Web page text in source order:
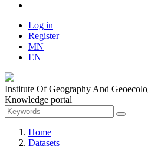
Log in
Register
MN
EN
Institute Of Geography And
Knowledge portal
Home
Datasets